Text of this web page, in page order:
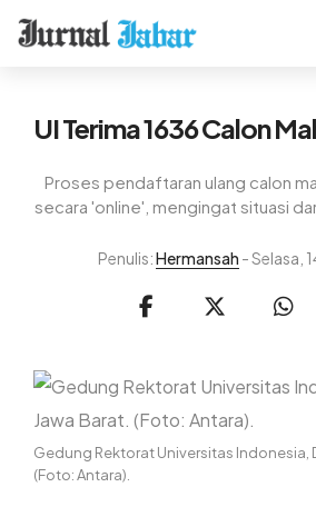
UI Terima 1636 Calon
Proses pendaftaran ulang calon
secara 'online', mengingat situasi
Penulis:Hermansah - Selasa,
Gedung Rektorat Universitas Indonesia,
(Foto: Antara).